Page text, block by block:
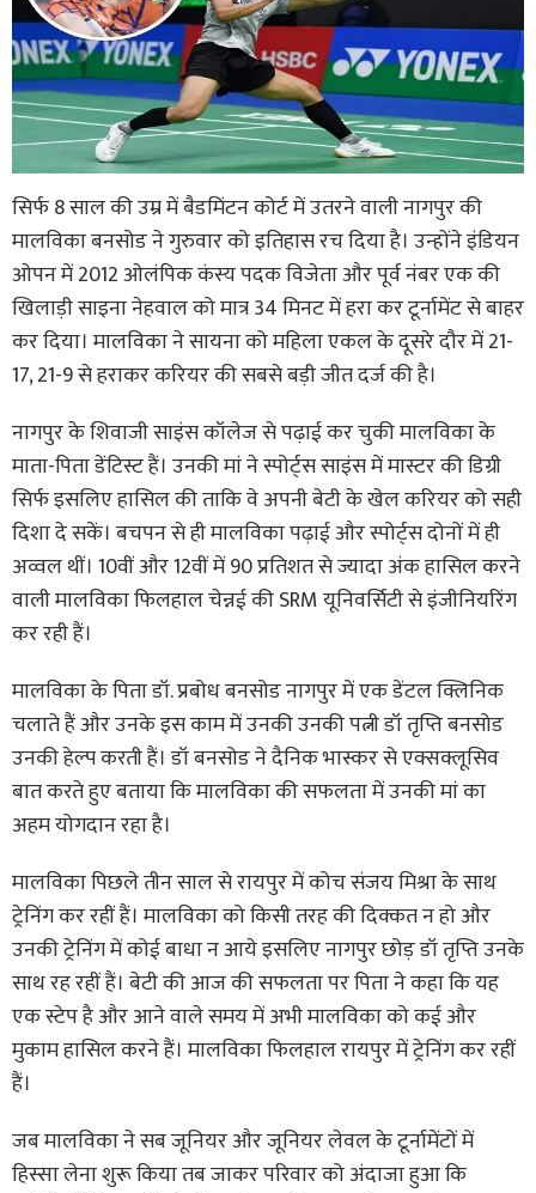
सिर्फ 8 साल की उम्र में बैडमिंटन कोर्ट में उतरने वाली नागपुर की
मालविका बनसोड ने गुरुवार को इतिहास रच दिया है। उन्होंने इंडियन
ओपन में 2012 ओलंपिक कंस्य पदक विजेता और पूर्व नंबर एक की
खिलाड़ी साइना नेहवाल को मात्र 34 मिनट में हरा कर टूर्नामेंट से बाहर
कर दिया। मालविका ने सायना को महिला एकल के दूसरे दौर में 21-
17, 21-9 से हराकर करियर की सबसे बड़ी जीत दर्ज की है।
नागपुर के शिवाजी साइंस कॉलेज से पढ़ाई कर चुकी मालविका के
माता-पिता डेंटिस्ट हैं। उनकी मां ने स्पोर्ट्स साइंस में मास्टर की डिग्री
सिर्फ इसलिए हासिल की ताकि वे अपनी बेटी के खेल करियर को सही
दिशा दे सकें। बचपन से ही मालविका पढ़ाई और स्पोर्ट्स दोनों में ही
अव्वल थीं। 10वीं और 12वीं में 90 प्रतिशत से ज्यादा अंक हासिल करने
वाली मालविका फिलहाल चेन्नई की SRM यूनिवर्सिटी से इंजीनियरिंग
कर रही हैं।
मालविका के पिता डॉ. प्रबोध बनसोड नागपुर में एक डेंटल क्लिनिक
चलाते हैं और उनके इस काम में उनकी उनकी पत्नी डॉ तृप्ति बनसोड
उनकी हेल्प करती हैं। डॉ बनसोड ने दैनिक भास्कर से एक्सक्लूसिव
बात करते हुए बताया कि मालविका की सफलता में उनकी मां का
अहम योगदान रहा है।
मालविका पिछले तीन साल से रायपुर में कोच संजय मिश्रा के साथ
ट्रेनिंग कर रहीं हैं। मालविका को किसी तरह की दिक्कत न हो और
उनकी ट्रेनिंग में कोई बाधा न आये इसलिए नागपुर छोड़ डॉ तृप्ति उनके
साथ रह रहीं हैं। बेटी की आज की सफलता पर पिता ने कहा कि यह
एक स्टेप है और आने वाले समय में अभी मालविका को कई और
मुकाम हासिल करने हैं। मालविका फिलहाल रायपुर में ट्रेनिंग कर रहीं
हैं।
जब मालविका ने सब जूनियर और जूनियर लेवल के टूर्नामेंटों में
हिस्सा लेना शुरू किया तब जाकर परिवार को अंदाजा हुआ कि